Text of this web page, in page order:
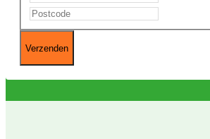
Postcode